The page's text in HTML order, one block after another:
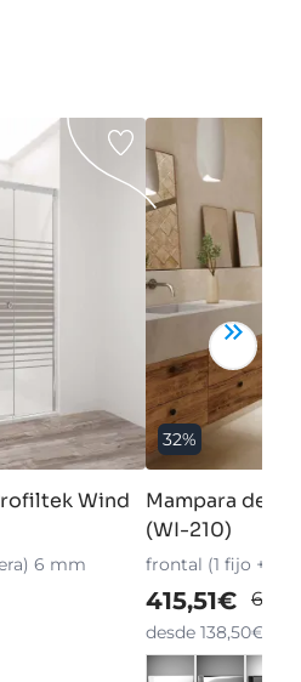
Wind
6 mm
32%
Mampara de
(WI-210)
frontal (1 fijo + 1
415,51€
desde 138,50€/